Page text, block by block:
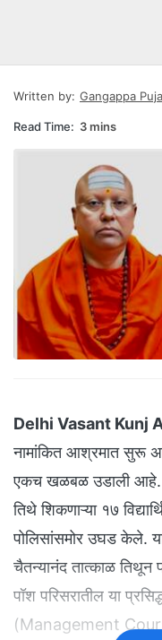
Written by: Gangappa
Read Time: 3 mins
Delhi Vasant Kunj
नामांकित आश्रमात सुरू
एकच खळबळ उडाली आहे.
तिथे शिकणाऱ्या १७
पोलिसांसमोर उघड केले.
चैतन्यानंद तात्काळ
पॉश परिसरातील या
(Management